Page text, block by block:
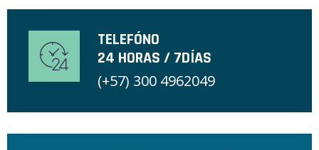
TELEFÓNO
24 HORAS / 7DÍAS
(+57) 300 4962049